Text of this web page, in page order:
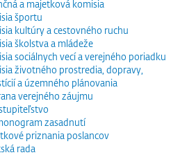
a majetková komisia
športu
kultúry a cestovného ruchu
školstva a mládeže
sociálnych vecí a verejného poriadku
životného prostredia, dopravy,
a územného plánovania
verejného záujmu
zasadnutí
priznania poslancov
rada